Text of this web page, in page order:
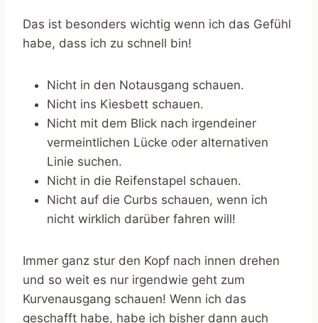
Das ist besonders wichtig wenn ich das Gefühl
habe, dass ich zu schnell bin!
Nicht in den Notausgang schauen.
Nicht ins Kiesbett schauen.
Nicht mit dem Blick nach irgendeiner
vermeintlichen Lücke oder alternativen
Linie suchen.
Nicht in die Reifenstapel schauen.
Nicht auf die Curbs schauen, wenn ich
nicht wirklich darüber fahren will!
Immer ganz stur den Kopf nach innen drehen
und so weit es nur irgendwie geht zum
Kurvenausgang schauen! Wenn ich das
geschafft habe, habe ich bisher dann auch